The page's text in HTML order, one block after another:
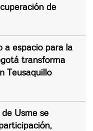
de
a espacio para la
transforma
Teusaquillo
Usme se